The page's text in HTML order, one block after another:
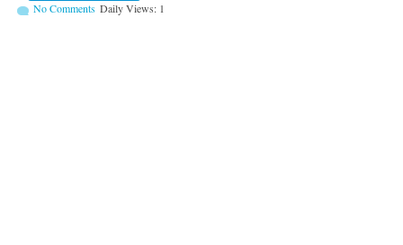
Daily Views: 1
No Comments